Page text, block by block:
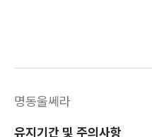
명동울쎄라
유지기간 및 주의사항